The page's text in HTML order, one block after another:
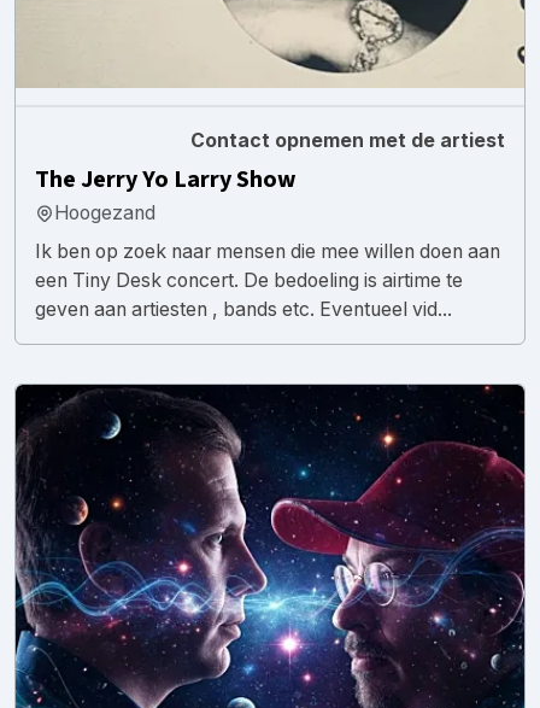
Contact opnemen met de artiest
The Jerry Yo Larry Show
Hoogezand
Ik ben op zoek naar mensen die mee willen doen aan
een Tiny Desk concert. De bedoeling is airtime te
geven aan artiesten , bands etc. Eventueel vid...